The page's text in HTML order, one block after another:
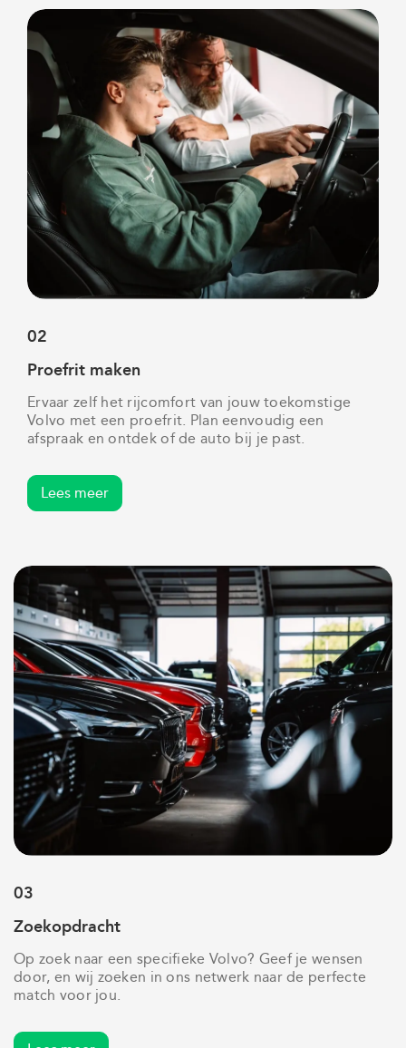
02
Proefrit maken
Ervaar zelf het rijcomfort van jouw toekomstige
Volvo met een proefrit. Plan eenvoudig een
afspraak en ontdek of de auto bij je past.
Lees meer
03
Zoekopdracht
Op zoek naar een specifieke Volvo? Geef je wensen
door, en wij zoeken in ons netwerk naar de perfecte
match voor jou.